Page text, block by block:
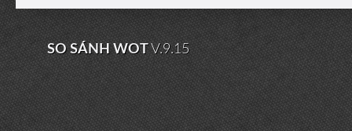
SO SÁNH WOTV.9.15